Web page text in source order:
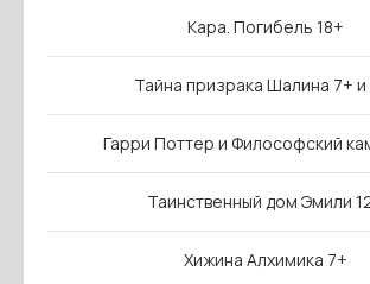
Кара. Погибель 18+
Тайна призрака Шалина 7+ и
Гарри Поттер и Философский
Таинственный дом Эмили
Хижина Алхимика 7+